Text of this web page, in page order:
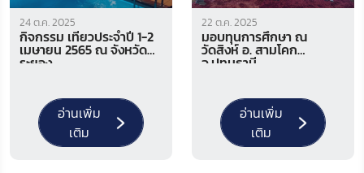
24 ต.ค. 2025
กิจกรรม เที่ยวประจำปี 1-2
เมษายน 2565 ณ จังหวัด
ระยอง
อ่านเพิ่ม
เติม
22 ต.ค. 2025
มอบทุนการศึกษา ณ
วัดสิงห์ อ. สามโคก
จ.ปทุมธานี
อ่านเพิ่ม
เติม